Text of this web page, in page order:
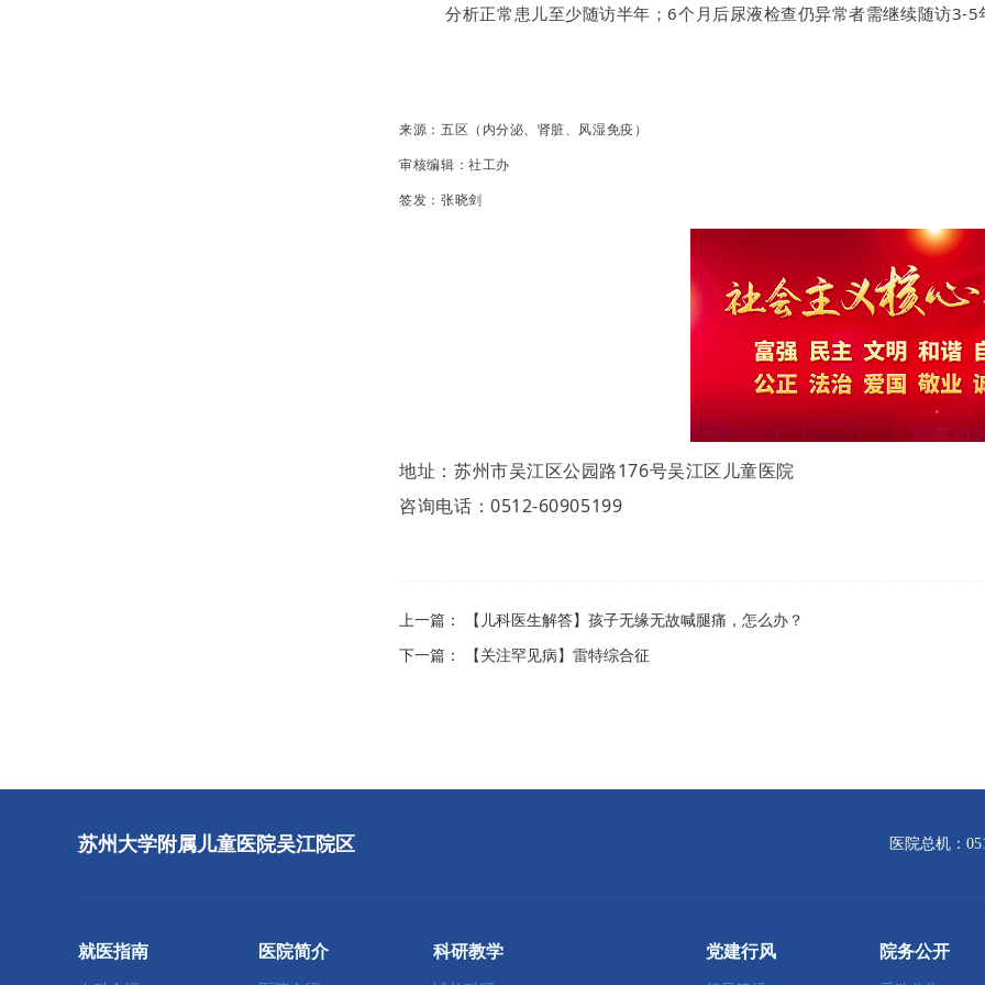
分析正常患儿至少随访半年；6个月后尿液检查仍异常者需继续随访3-
来源：五区（内分泌、肾脏、风湿免疫）
审核编辑：社工办
签发：张晓剑
地址：苏州市吴江区公园路176号吴江区儿童医院
咨询电话：0512-60905199
上一篇： 【儿科医生解答】孩子无缘无故喊腿痛，怎么办？
下一篇： 【关注罕见病】雷特综合征
苏州大学附属儿童医院吴江院区 医院总机：
就医指南 医院简介 科研教学 党建行风 院务公开